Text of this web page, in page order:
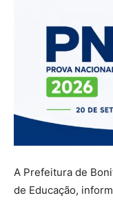
A Prefeitura de
de Educação,